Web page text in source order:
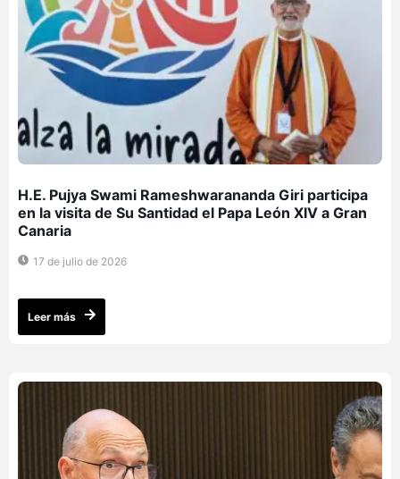
H.E. Pujya Swami Rameshwarananda Giri participa
en la visita de Su Santidad el Papa León XIV a Gran
Canaria
17 de julio de 2026
Leer más